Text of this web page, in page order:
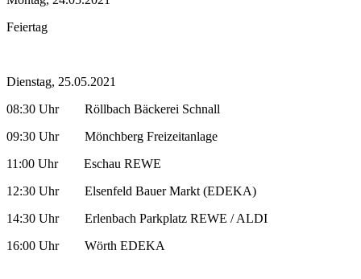
Feiertag
Dienstag, 25.05.2021
08:30 Uhr Röllbach Bäckerei Schnall
09:30 Uhr Mönchberg Freizeitanlage
11:00 Uhr Eschau REWE
12:30 Uhr Elsenfeld Bauer Markt (EDEKA)
14:30 Uhr Erlenbach Parkplatz REWE / ALDI
16:00 Uhr Wörth EDEKA